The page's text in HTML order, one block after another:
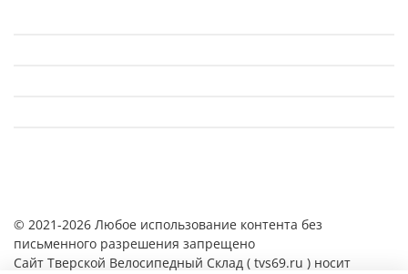
© 2021-2026 Любое использование контента без
письменного разрешения запрещено
Cайт Тверской Велосипедный Склад ( tvs69.ru ) носит